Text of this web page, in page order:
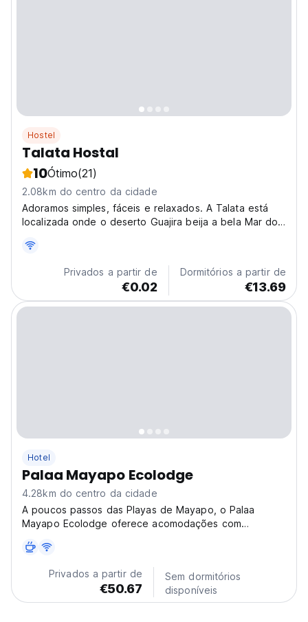
Hostel
Talata Hostal
10Ótimo(21)
2.08km do centro da cidade
Adoramos simples, fáceis e relaxados. A Talata está
localizada onde o deserto Guajira beija a bela Mar do
Cabo de la Vela.
Privados a partir de
€0.02
Dormitórios a partir de
€13.69
Hotel
Palaa Mayapo Ecolodge
4.28km do centro da cidade
A poucos passos das Playas de Mayapo, o Palaa
Mayapo Ecolodge oferece acomodações com
Privados a partir de
€50.67
Sem dormitórios
disponíveis